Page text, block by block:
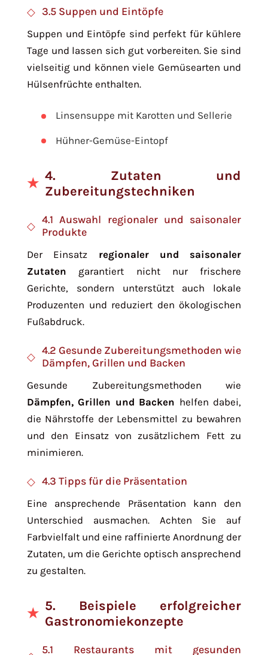
3.5 Suppen und Eintöpfe
Suppen und Eintöpfe sind perfekt für kühlere
Tage und lassen sich gut vorbereiten. Sie sind
vielseitig und können viele Gemüsearten und
Hülsenfrüchte enthalten.
Linsensuppe mit Karotten und Sellerie
Hühner-Gemüse-Eintopf
4. Zutaten und
Zubereitungstechniken
4.1 Auswahl regionaler und saisonaler
Produkte
Der Einsatz regionaler und saisonaler
Zutaten garantiert nicht nur frischere
Gerichte, sondern unterstützt auch lokale
Produzenten und reduziert den ökologischen
Fußabdruck.
4.2 Gesunde Zubereitungsmethoden wie
Dämpfen, Grillen und Backen
Gesunde Zubereitungsmethoden wie
Dämpfen, Grillen und Backen helfen dabei,
die Nährstoffe der Lebensmittel zu bewahren
und den Einsatz von zusätzlichem Fett zu
minimieren.
4.3 Tipps für die Präsentation
Eine ansprechende Präsentation kann den
Unterschied ausmachen. Achten Sie auf
Farbvielfalt und eine raffinierte Anordnung der
Zutaten, um die Gerichte optisch ansprechend
zu gestalten.
5. Beispiele erfolgreicher
Gastronomiekonzepte
5.1 Restaurants mit gesunden